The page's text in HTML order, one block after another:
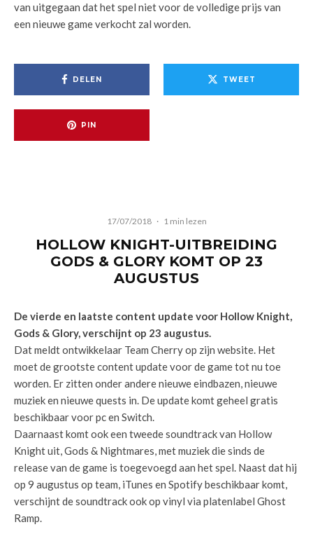
van uitgegaan dat het spel niet voor de volledige prijs van
een nieuwe game verkocht zal worden.
DELEN TWEET
PIN
17/07/2018 · 1 min lezen
HOLLOW KNIGHT-UITBREIDING
GODS & GLORY KOMT OP 23
AUGUSTUS
De vierde en laatste content update voor Hollow Knight,
Gods & Glory, verschijnt op 23 augustus.
Dat meldt ontwikkelaar Team Cherry op zijn website. Het
moet de grootste content update voor de game tot nu toe
worden. Er zitten onder andere nieuwe eindbazen, nieuwe
muziek en nieuwe quests in. De update komt geheel gratis
beschikbaar voor pc en Switch.
Daarnaast komt ook een tweede soundtrack van Hollow
Knight uit, Gods & Nightmares, met muziek die sinds de
release van de game is toegevoegd aan het spel. Naast dat hij
op 9 augustus op team, iTunes en Spotify beschikbaar komt,
verschijnt de soundtrack ook op vinyl via platenlabel Ghost
Ramp.